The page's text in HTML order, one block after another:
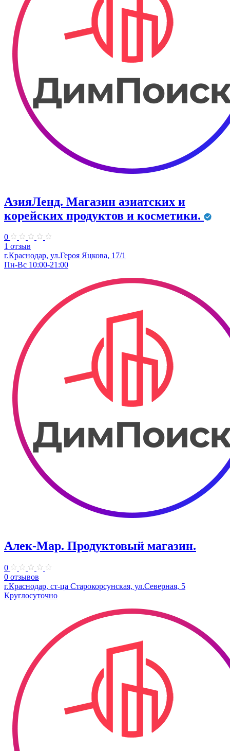
АзияЛенд. Магазин азиатских и
корейских продуктов и косметики.
0
1 отзыв
г.Краснодар, ул.Героя Яцкова, 17/1
Пн-Вс 10:00-21:00
Алек-Мар. Продуктовый магазин.
0
0 отзывов
г.Краснодар, ст-ца Старокорсунская, ул.Северная, 5
Круглосуточно